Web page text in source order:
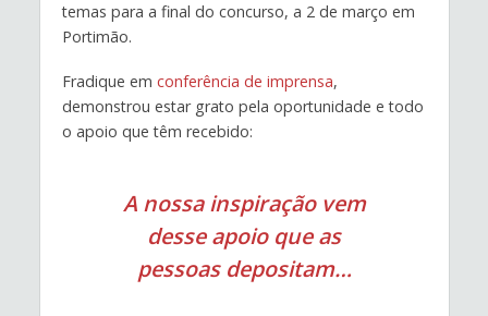
temas para a final do concurso, a 2 de março em
Portimão.
Fradique em conferência de imprensa,
demonstrou estar grato pela oportunidade e todo
o apoio que têm recebido:
A nossa inspiração vem
desse apoio que as
pessoas depositam…